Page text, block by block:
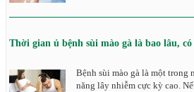
Thời gian ủ bệnh sùi mào gà là bao lâu,
Bệnh sùi mào gà là một trong
năng lây nhiễm cực kỳ cao.